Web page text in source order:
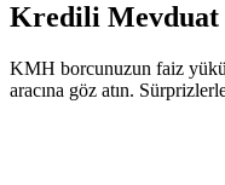
Kredili Mevduat
KMH borcunuzun faiz
aracına göz atın.